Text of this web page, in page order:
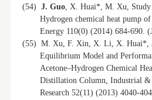
(54) J. Guo, X. Huai*, M. Xu, Study
Hydrogen chemical heat pump
Energy 110(0) (2014) 684-690.
(55) M. Xu, F. Xin, X. Li, X. Huai*,
Equilibrium Model and
Acetone–Hydrogen Chemical
Distillation Column, Industrial &
Research 52(11) (2013) 4040-